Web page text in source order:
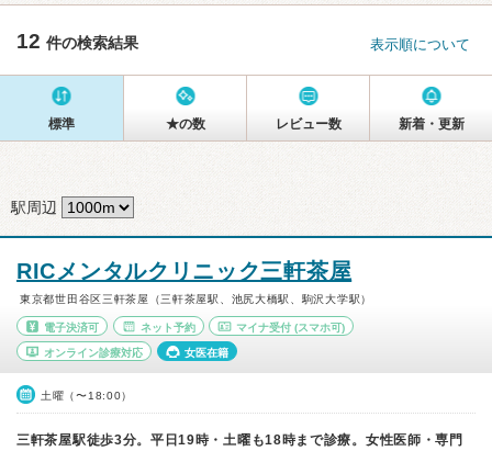
12 件の検索結果 表示順について
標準 ★の数 レビュー数 新着・更新
駅周辺
RICメンタルクリニック三軒茶屋
東京都世田谷区三軒茶屋（三軒茶屋駅、池尻大橋駅、駒沢大学駅）
電子決済可 ネット予約 マイナ受付 (スマホ可)
オンライン診療対応 女医在籍
土曜（〜18:00）
三軒茶屋駅徒歩3分。平日19時・土曜も18時まで診療。女性医師・専門